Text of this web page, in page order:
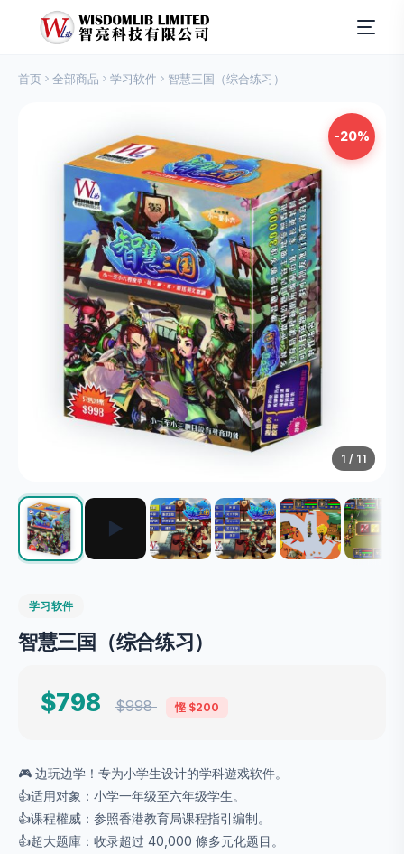
首页 全部商品 学习软件 智慧三国（综合练习）
-20%
1 / 11
▶
学习软件
智慧三国（综合练习）
$798 $998 慳 $200
🎮 边玩边学！专为小学生设计的学科遊戏软件。
👍适用对象：小学一年级至六年级学生。
👍课程權威：参照香港教育局课程指引编制。
👍超大题庫：收录超过 40,000 條多元化题目。